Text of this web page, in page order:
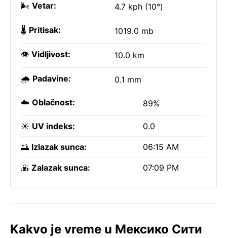
🌬️ Vetar: 4.7 kph (10°)
🌡️ Pritisak: 1019.0 mb
👁️ Vidljivost: 10.0 km
🌧️ Padavine: 0.1 mm
☁️ Oblačnost: 89%
☀️ UV indeks: 0.0
🌅 Izlazak sunca: 06:15 AM
🌇 Zalazak sunca: 07:09 PM
Kakvo je vreme u Мексико Сити